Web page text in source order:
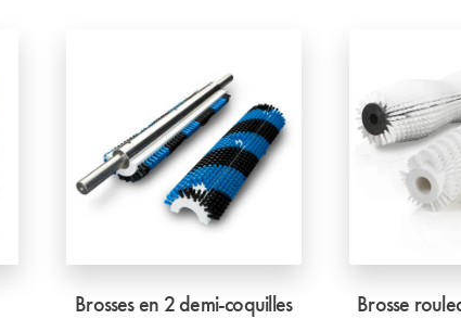
Brosses en 2 demi-coquilles Brosse